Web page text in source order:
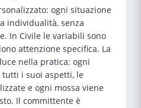
ogni situazione
individualità, senza
In Civile le variabili sono
attenzione specifica. La
nella pratica: ogni
i suoi aspetti, le
e ogni mossa viene
Il committente è